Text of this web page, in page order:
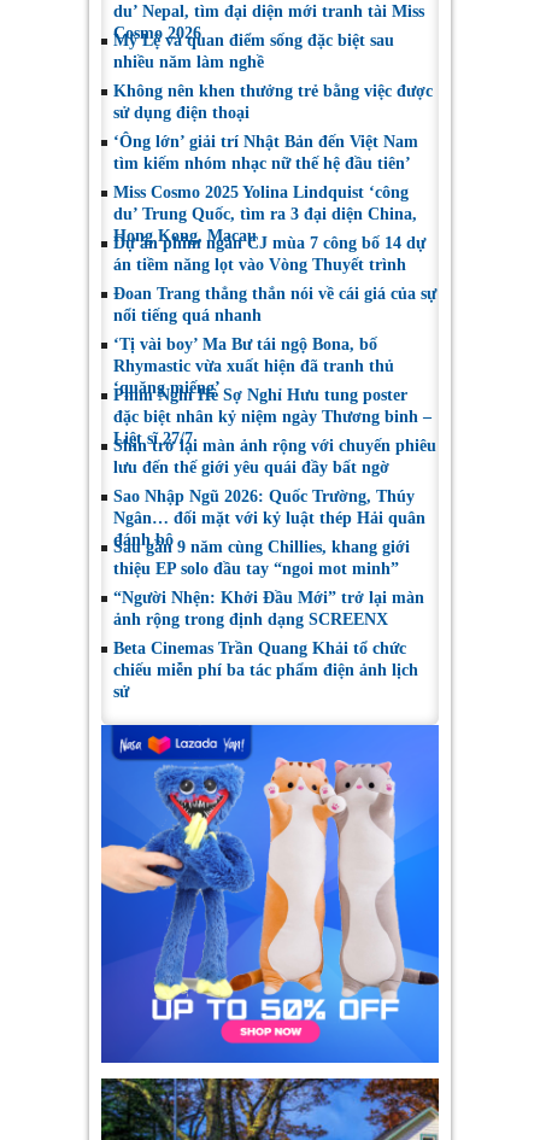
du’ Nepal, tìm đại diện mới tranh tài Miss
Cosmo 2026
Mỹ Lệ và quan điểm sống đặc biệt sau
nhiều năm làm nghề
Không nên khen thưởng trẻ bằng việc được
sử dụng điện thoại
‘Ông lớn’ giải trí Nhật Bản đến Việt Nam
tìm kiếm nhóm nhạc nữ thế hệ đầu tiên’
Miss Cosmo 2025 Yolina Lindquist ‘công
du’ Trung Quốc, tìm ra 3 đại diện China,
Hong Kong, Macau
Dự án phim ngắn CJ mùa 7 công bố 14 dự
án tiềm năng lọt vào Vòng Thuyết trình
Đoan Trang thẳng thắn nói về cái giá của sự
nổi tiếng quá nhanh
‘Tị vài boy’ Ma Bư tái ngộ Bona, bố
Rhymastic vừa xuất hiện đã tranh thủ
‘quăng miếng’
Phim Nghỉ Hè Sợ Nghỉ Hưu tung poster
đặc biệt nhân kỷ niệm ngày Thương binh –
Liệt sĩ 27/7
Shin trở lại màn ảnh rộng với chuyến phiêu
lưu đến thế giới yêu quái đầy bất ngờ
Sao Nhập Ngũ 2026: Quốc Trường, Thúy
Ngân… đối mặt với kỷ luật thép Hải quân
đánh bộ
Sau gần 9 năm cùng Chillies, khang giới
thiệu EP solo đầu tay “ngoi mot minh”
“Người Nhện: Khởi Đầu Mới” trở lại màn
ảnh rộng trong định dạng SCREENX
Beta Cinemas Trần Quang Khải tổ chức
chiếu miễn phí ba tác phẩm điện ảnh lịch
sử